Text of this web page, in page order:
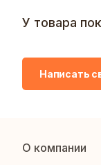
У товара
Написать
О компании